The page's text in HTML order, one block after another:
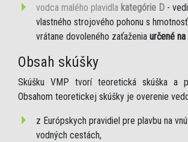
vodca malého plavidla kategórie D -
vlastného strojového pohonu s
vrátane dovoleného zaťaženia určené
Obsah skúšky
Skúšku VMP tvorí teoretická skúška a
Obsahom teoretickej skúšky je overenie
z Európskych pravidiel pre plavbu na
vodných cestách,